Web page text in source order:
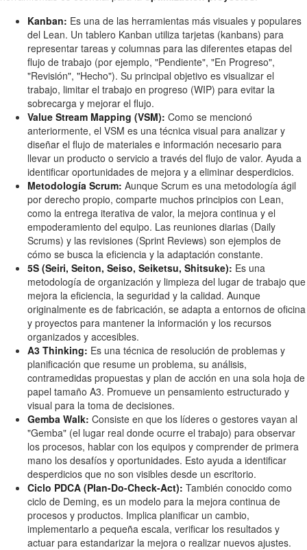
Kanban: Es una de las herramientas más visuales y populares
del Lean. Un tablero Kanban utiliza tarjetas (kanbans) para
representar tareas y columnas para las diferentes etapas del
flujo de trabajo (por ejemplo, "Pendiente", "En Progreso",
"Revisión", "Hecho"). Su principal objetivo es visualizar el
trabajo, limitar el trabajo en progreso (WIP) para evitar la
sobrecarga y mejorar el flujo.
Value Stream Mapping (VSM): Como se mencionó
anteriormente, el VSM es una técnica visual para analizar y
diseñar el flujo de materiales e información necesario para
llevar un producto o servicio a través del flujo de valor. Ayuda a
identificar oportunidades de mejora y a eliminar desperdicios.
Metodología Scrum: Aunque Scrum es una metodología ágil
por derecho propio, comparte muchos principios con Lean,
como la entrega iterativa de valor, la mejora continua y el
empoderamiento del equipo. Las reuniones diarias (Daily
Scrums) y las revisiones (Sprint Reviews) son ejemplos de
cómo se busca la eficiencia y la adaptación constante.
5S (Seiri, Seiton, Seiso, Seiketsu, Shitsuke): Es una
metodología de organización y limpieza del lugar de trabajo que
mejora la eficiencia, la seguridad y la calidad. Aunque
originalmente es de fabricación, se adapta a entornos de oficina
y proyectos para mantener la información y los recursos
organizados y accesibles.
A3 Thinking: Es una técnica de resolución de problemas y
planificación que resume un problema, su análisis,
contramedidas propuestas y plan de acción en una sola hoja de
papel tamaño A3. Promueve un pensamiento estructurado y
visual para la toma de decisiones.
Gemba Walk: Consiste en que los líderes o gestores vayan al
"Gemba" (el lugar real donde ocurre el trabajo) para observar
los procesos, hablar con los equipos y comprender de primera
mano los desafíos y oportunidades. Esto ayuda a identificar
desperdicios que no son visibles desde un escritorio.
Ciclo PDCA (Plan-Do-Check-Act): También conocido como
ciclo de Deming, es un modelo para la mejora continua de
procesos y productos. Implica planificar un cambio,
implementarlo a pequeña escala, verificar los resultados y
actuar para estandarizar la mejora o realizar nuevos ajustes.